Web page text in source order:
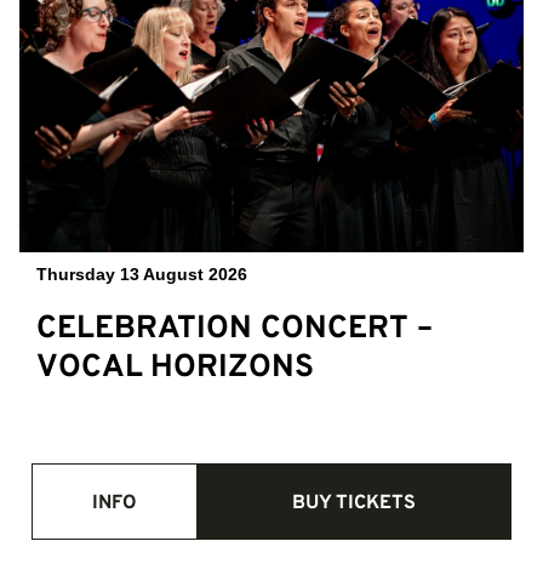
Thursday 13 August 2026
CELEBRATION CONCERT –
VOCAL HORIZONS
INFO BUY TICKETS